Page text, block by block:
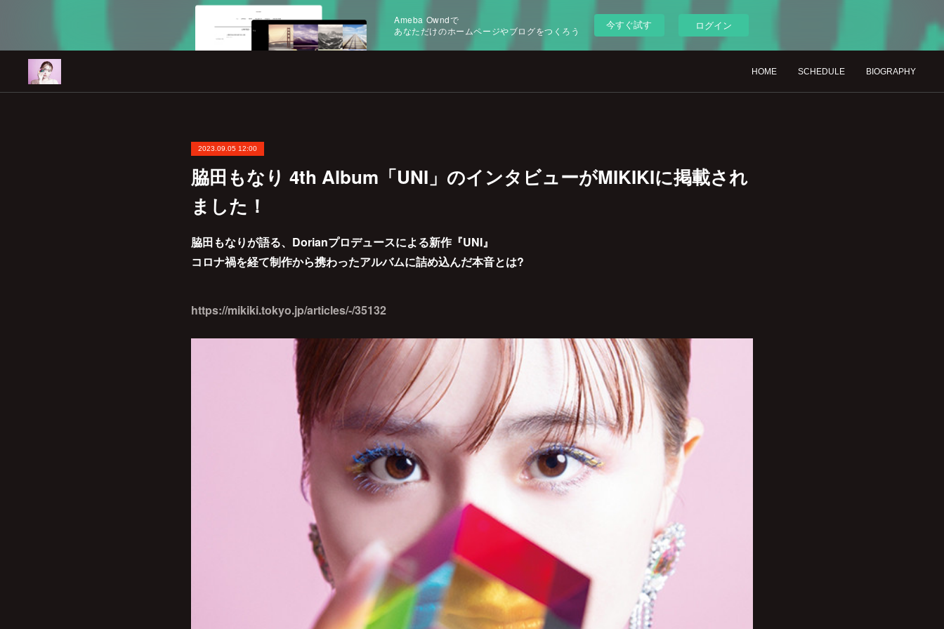
Ameba Owndで
あなただけのホームページやブログをつくろう
今すぐ試す ログイン
HOME SCHEDULE BIOGRAPHY
2023.09.05 12:00
脇田もなり 4th Album「UNI」のインタビューがMIKIKIに掲載され
ました！
脇田もなりが語る、Dorianプロデュースによる新作『UNI』
コロナ禍を経て制作から携わったアルバムに詰め込んだ本音とは?
https://mikiki.tokyo.jp/articles/-/35132